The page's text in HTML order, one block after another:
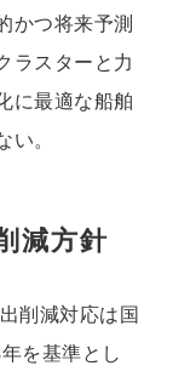
かつ将来予測
ラスターと力
に最適な船舶
。
減方針
削減対応は国
を基準とし